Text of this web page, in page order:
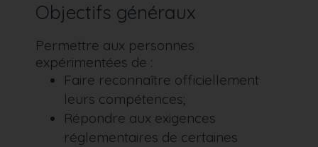
Objectifs généraux
Permettre aux personnes
expérimentées de :
Faire reconnaître officiellement
leurs compétences;
Répondre aux exigences
réglementaires de certaines